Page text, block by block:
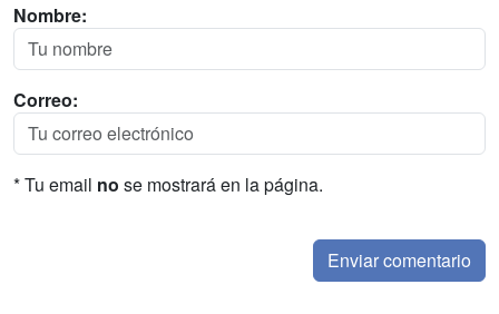
Nombre:
Correo:
* Tu email no se mostrará en la página.